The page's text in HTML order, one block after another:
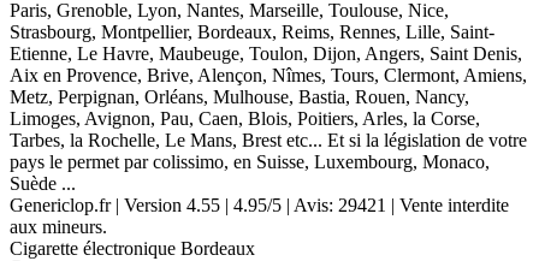
Paris, Grenoble, Lyon, Nantes, Marseille, Toulouse, Nice,
Strasbourg, Montpellier, Bordeaux, Reims, Rennes, Lille, Saint-
Etienne, Le Havre, Maubeuge, Toulon, Dijon, Angers, Saint Denis,
Aix en Provence, Brive, Alençon, Nîmes, Tours, Clermont, Amiens,
Metz, Perpignan, Orléans, Mulhouse, Bastia, Rouen, Nancy,
Limoges, Avignon, Pau, Caen, Blois, Poitiers, Arles, la Corse,
Tarbes, la Rochelle, Le Mans, Brest etc... Et si la législation de votre
pays le permet par colissimo, en Suisse, Luxembourg, Monaco,
Suède ...
Genericlop.fr| Version 4.55 | 4.95/5 | Avis: 29421 | Vente interdite
aux mineurs.
Cigarette électronique Bordeaux